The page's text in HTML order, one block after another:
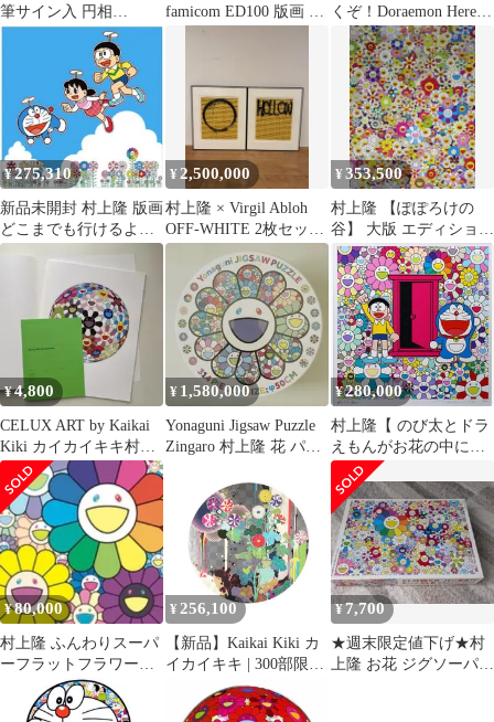
筆サイン入 円相
（Enso）シルバー 額装
済 納品書あり
famicom ED100 版画 納
品書付
くぞ！Doraemon Here
we go！ポスター
¥275,310
新品未開封 村上隆 版画
どこまでも行けるよう
な！そんな青空！
¥ 2,500,000
村上隆 × Virgil Abloh
OFF-WHITE 2枚セット
額装済み
¥353,500
村上隆 【ぽぽろけの
谷】 大版 エディション
プリント
¥4,800
CELUX ART by Kaikai
Kiki カイカイキキ村上
隆 KAWS
¥ 1,580,000
Yonaguni Jigsaw Puzzle
Zingaro 村上隆 花 パズ
¥280,000
村上隆【 のび太とドラ
えもんがお花の中にい
ます 】版画
¥80,000
村上隆 ふんわりスーパ
ーフラットフラワーズ
ED300 サイン入り
¥ 256,100
【新品】Kaikai Kiki カ
イカイキキ | 300部限定
2010年製作 | 村上隆 心
から菊の五体投地-光
¥7,700
★週末限定値下げ★村
上隆 お花 ジグソーパズ